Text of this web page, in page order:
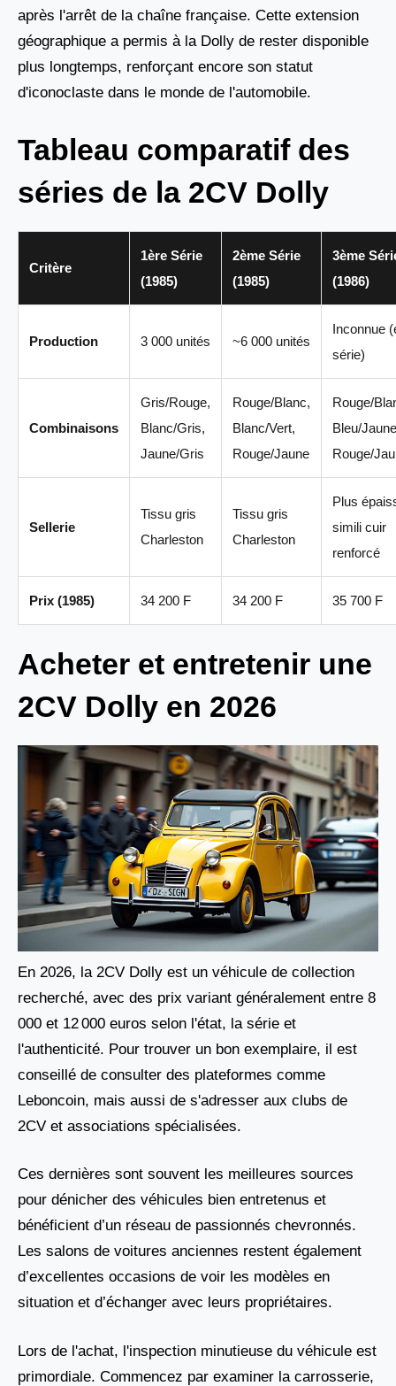
après l'arrêt de la chaîne française. Cette extension
géographique a permis à la Dolly de rester disponible
plus longtemps, renforçant encore son statut
d'iconoclaste dans le monde de l'automobile.
Tableau comparatif des
séries de la 2CV Dolly
Critère
1ère Série
(1985)
2ème Série
(1985)
3ème
(1986)
Production 3 000 unités ~6 000 unités
Inconnue
série)
Combinaisons
Gris/Rouge,
Blanc/Gris,
Jaune/Gris
Rouge/Blanc,
Blanc/Vert,
Rouge/Jaune
Rouge/
Bleu/
Rouge/
Sellerie
Tissu gris
Charleston
Tissu gris
Charleston
Plus
simili cuir
renforcé
Prix (1985) 34 200 F 34 200 F 35 700 F
Acheter et entretenir une
2CV Dolly en 2026
En 2026, la 2CV Dolly est un véhicule de collection
recherché, avec des prix variant généralement entre 8
000 et 12 000 euros selon l'état, la série et
l'authenticité. Pour trouver un bon exemplaire, il est
conseillé de consulter des plateformes comme
Leboncoin, mais aussi de s'adresser aux clubs de
2CV et associations spécialisées.
Ces dernières sont souvent les meilleures sources
pour dénicher des véhicules bien entretenus et
bénéficient d’un réseau de passionnés chevronnés.
Les salons de voitures anciennes restent également
d’excellentes occasions de voir les modèles en
situation et d’échanger avec leurs propriétaires.
Lors de l'achat, l'inspection minutieuse du véhicule est
primordiale. Commencez par examiner la carrosserie,